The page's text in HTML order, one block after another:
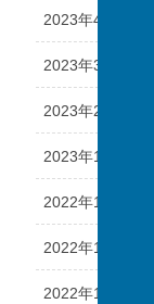
2023年4月
2023年3月
2023年2月
2023年1月
2022年12月
2022年11月
2022年10月